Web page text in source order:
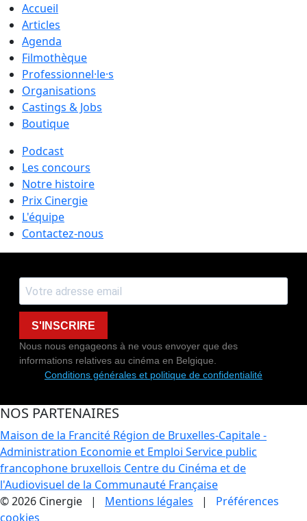
Accueil
Articles
Agenda
Filmothèque
Professionnel·le·s
Organisations
Castings & Jobs
Boutique
Podcast
Les concours
Notre histoire
Prix Cinergie
L'équipe
Contactez-nous
S'INSCRIRE
Nous nous engageons à ne vous envoyer que des
informations relatives au cinéma en Belgique.
Conditions générales et politique de confidentialité
NOS PARTENAIRES
Maison de la Francité Région de Bruxelles-Capitale -
Administration Economie et Emploi Service public
francophone bruxellois Centre du Cinéma et de
l'Audiovisuel de la Communauté Française
© 2026 Cinergie | Mentions légales | Préférences
cookies